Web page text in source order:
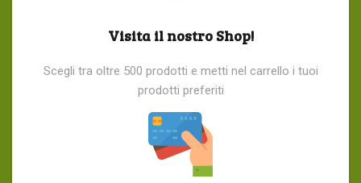
Visita il nostro Shop!
Scegli tra oltre 500 prodotti e metti nel carrello i tuoi
prodotti preferiti